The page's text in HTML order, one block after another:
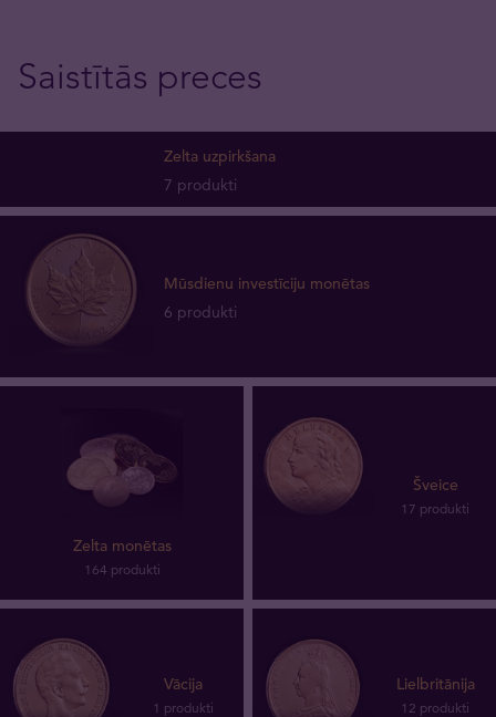
Saistītās preces
Zelta uzpirkšana
7 produkti
Mūsdienu investīciju monētas
6 produkti
Zelta monētas
164 produkti
Šveice
17 produkti
Vācija
1 produkti
Lielbritānija
12 produkti